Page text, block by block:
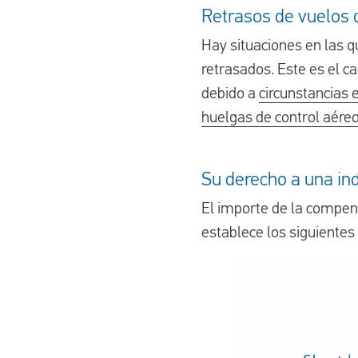
Retrasos de vuelos
Hay situaciones en las
retrasados. Este es el
debido a circunstancias
huelgas de control
Su derecho a una
El importe de la
establece los